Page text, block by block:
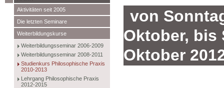
Aktivitäten seit 2005
Die letzten Seminare
Weiterbildungskurse
Weiterbildungsseminar 2006-2009
Weiterbildungsseminar 2008-2011
Studienkurs Philosophische Praxis
2010-2013
Lehrgang Philosophische Praxis
2012-2015
von
Oktober, bis
Oktober